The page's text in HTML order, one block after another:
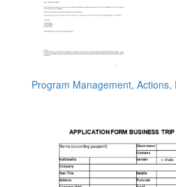
Program Management,